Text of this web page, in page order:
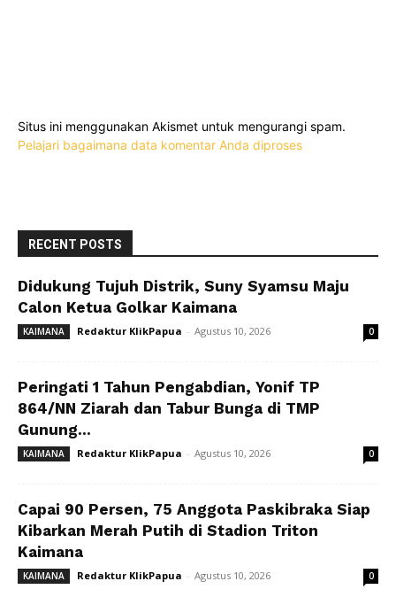
Situs ini menggunakan Akismet untuk mengurangi spam.
Pelajari bagaimana data komentar Anda diproses
RECENT POSTS
Didukung Tujuh Distrik, Suny Syamsu Maju
Calon Ketua Golkar Kaimana
KAIMANA Redaktur KlikPapua - Agustus 10, 2026 0
Peringati 1 Tahun Pengabdian, Yonif TP
864/NN Ziarah dan Tabur Bunga di TMP
Gunung...
KAIMANA Redaktur KlikPapua - Agustus 10, 2026 0
Capai 90 Persen, 75 Anggota Paskibraka Siap
Kibarkan Merah Putih di Stadion Triton
Kaimana
KAIMANA Redaktur KlikPapua - Agustus 10, 2026 0